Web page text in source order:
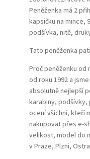
Peněženka má 2
kapsičku na mince,
podšívka, nitě,
Tato peněženka
Proč peněženku
od roku 1992 a
absolutně nejlepší
karabiny, podšívky,
ocení všichni, kteří
nakupovat přes e-
velikost, model do
v Praze, Plzni,